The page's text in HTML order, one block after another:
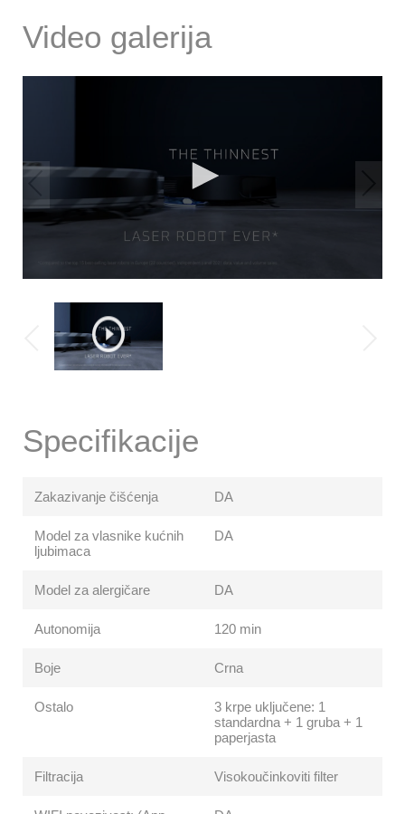
Video galerija
Specifikacije
Zakazivanje čišćenja DA
Model za vlasnike kućnih
ljubimaca
DA
Model za alergičare DA
Autonomija 120 min
Boje Crna
Ostalo
3 krpe uključene: 1
standardna + 1 gruba + 1
paperjasta
Filtracija Visokoučinkoviti filter